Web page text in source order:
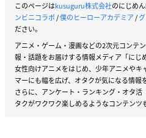
このページはkusuguru株式会社のにじめ
ンビニコラボ/僕のヒーローアカデミア/
ださい。
アニメ・ゲーム・漫画などの2次元コンテ
報・話題をお届けする情報メディア「にじ
女性向けアニメをはじめ、少年アニメや
マーにも幅を広げ、オタクが気になる情報
さらに、アンケート・ランキング・オタ
タクがワクワク楽しめるようなコンテンツ